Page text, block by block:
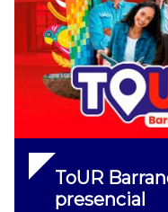
ToUR
presencial